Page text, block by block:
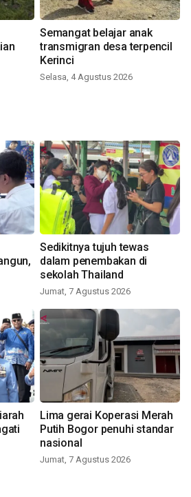
Semangat belajar anak
transmigran desa terpencil
Kerinci
Selasa, 4 Agustus 2026
Sedikitnya tujuh tewas
dalam penembakan di
sekolah Thailand
Jumat, 7 Agustus 2026
Lima gerai Koperasi Merah
Putih Bogor penuhi standar
nasional
Jumat, 7 Agustus 2026